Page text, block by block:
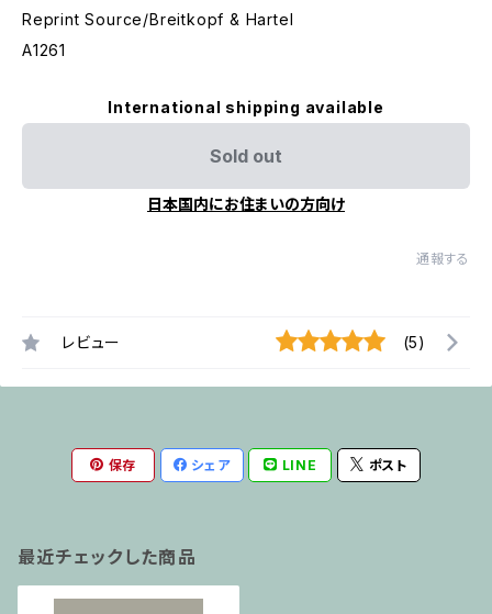
Reprint Source/Breitkopf & Hartel
A1261
International shipping available
Sold out
日本国内にお住まいの方向け
通報する
レビュー (5)
保存 シェア LINE ポスト
最近チェックした商品